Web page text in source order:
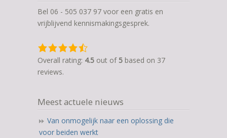
Bel 06 - 505 037 97 voor een gratis en
vrijblijvend kennismakingsgesprek.
4,5
rating
based
ratings
Overall rating: 4.5 out of 5 based on 37
reviews.
Meest actuele nieuws
Van onmogelijk naar een oplossing die
voor beiden werkt